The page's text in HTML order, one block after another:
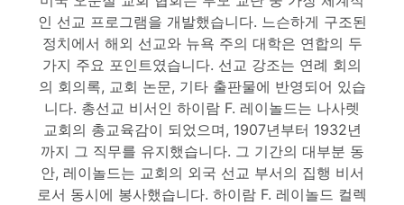
인 선교 프로그램을 개발했습니다. 느슨하게 구조된
정치에서 해외 선교와 뉴욕 주의 대학은 연합의 두
가지 주요 포인트였습니다. 선교 강조는 연례 회의
의 회의록, 교회 논문, 기타 출판물에 반영되어 있습
니다. 총선교 비서인 하이람 F. 레이놀드는 나사렛
교회의 총교육감이 되었으며, 1907년부터 1932년
까지 그 직무를 유지했습니다. 그 기간의 대부분 동
안, 레이놀드는 교회의 외국 선교 부서의 집행 비서
로서 동시에 봉사했습니다. 하이람 F. 레이놀드 컬렉